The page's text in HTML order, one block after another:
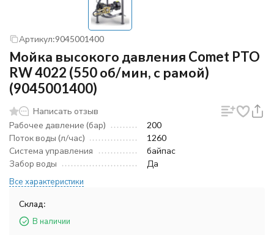
Артикул:9045001400
Мойка высокого давления Comet PTO
RW 4022 (550 об/мин, с рамой)
(9045001400)
Написать отзыв
Рабочее давление (бар)
200
Поток воды (л/час)
1260
Система управления
байпас
Забор воды
Да
Все характеристики
Склад:
В наличии